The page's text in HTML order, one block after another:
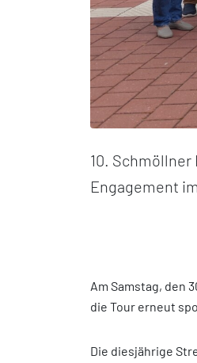
10.
Engagement
Am Samstag, den
die Tour erneut
Die diesjährige